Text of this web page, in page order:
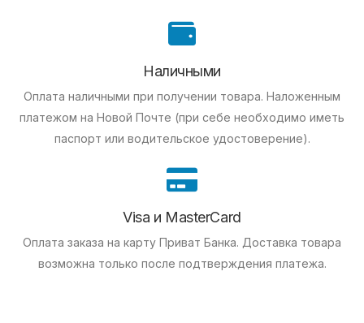
Наличными
Оплата наличными при получении товара. Наложенным
платежом на Новой Почте (при себе необходимо иметь
паспорт или водительское удостоверение).
Visa и MasterCard
Оплата заказа на карту Приват Банка. Доставка товара
возможна только после подтверждения платежа.